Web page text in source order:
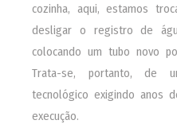
cozinha, aqui, estamos
desligar o registro de
colocando um tubo novo
Trata-se, portanto, de
tecnológico exigindo anos
execução.